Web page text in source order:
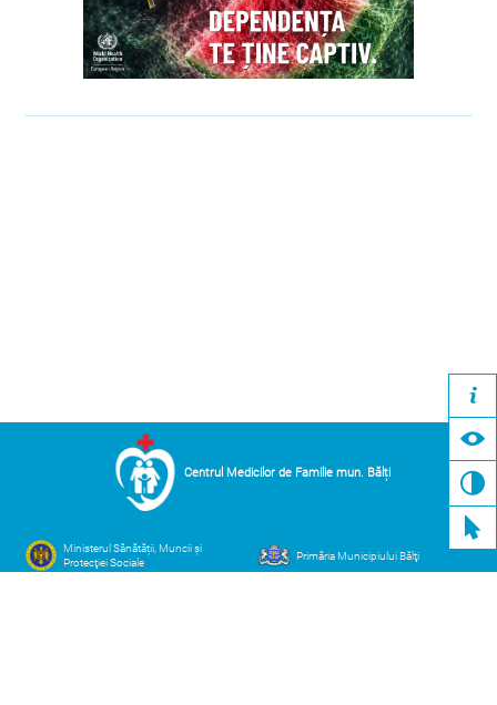
Centrul Medicilor de Familie mun. Bălți
Ministerul Sănătății, Muncii și
Protecţiei Sociale
Primăria Municipiului Bălţi